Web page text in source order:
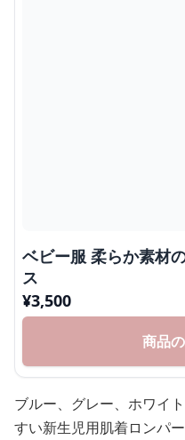
ベビー服 柔らか素材の赤ちゃん用肌着ロンパー
ス
¥3,500
商品
ブルー、グレー、ホワイ
すい新生児用肌着ロンパー